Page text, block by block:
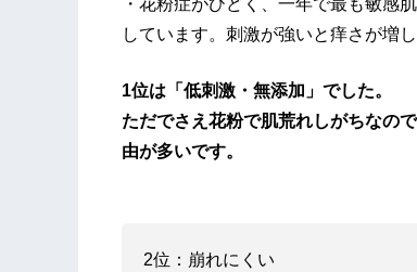
しています。刺激が強いと痒さが増
1位は「低刺激・無添加」でした。
ただでさえ花粉で肌荒れしがちなの
由が多いです。
2位：崩れにくい